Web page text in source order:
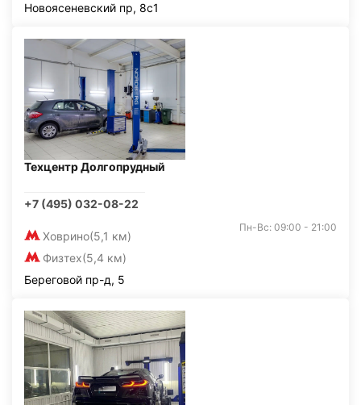
Новоясеневский пр, 8с1
Техцентр Долгопрудный
+7 (495) 032-08-22
Ховрино(5,1 км)
Физтех(5,4 км)
Пн-Вс: 09:00 - 21:00
Береговой пр-д, 5